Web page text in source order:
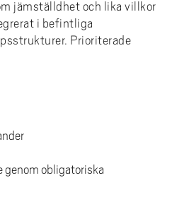
jämställdhet och lika villkor
i befintliga
Prioriterade
genom obligatoriska